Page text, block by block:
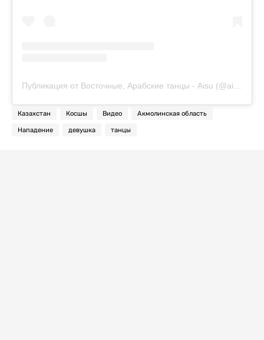
Казахстан Косшы Видео Акмолинская область
Нападение девушка танцы